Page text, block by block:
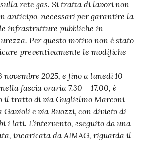
rete gas. Si tratta di lavori non
anticipo, necessari per garantire la
infrastrutture pubbliche in
Per questo motivo non è stato
preventivamente le modifiche
novembre 2025, e fino a lunedì 10
fascia oraria 7.30 – 17.00, è
il tratto di via Guglielmo Marconi
Gavioli e via Buozzi, con divieto di
i lati. L’intervento, eseguito da una
incaricata da AIMAG, riguarda il